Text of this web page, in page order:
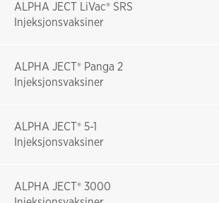
ALPHA JECT LiVac® SRS
Injeksjonsvaksiner
ALPHA JECT® Panga 2
Injeksjonsvaksiner
ALPHA JECT® 5-1
Injeksjonsvaksiner
ALPHA JECT® 3000